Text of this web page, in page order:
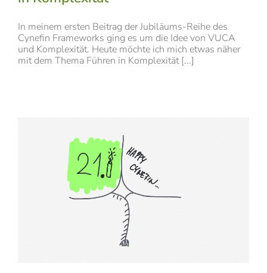
In meinem ersten Beitrag der Jubiläums-Reihe des
Cynefin Frameworks ging es um die Idee von VUCA
und Komplexität. Heute möchte ich mich etwas näher
mit dem Thema Führen in Komplexität [...]